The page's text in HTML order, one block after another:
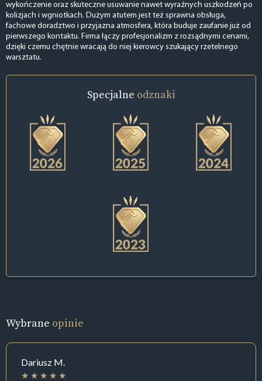
wykończenie oraz skuteczne usuwanie nawet wyraźnych uszkodzeń po
kolizjach i wgniotkach. Dużym atutem jest też sprawna obsługa,
fachowe doradztwo i przyjazna atmosfera, która buduje zaufanie już od
pierwszego kontaktu. Firma łączy profesjonalizm z rozsądnymi cenami,
dzięki czemu chętnie wracają do niej kierowcy szukający rzetelnego
warsztatu.
Specjalne odznaki
Wybrane opinie
Dariusz M.